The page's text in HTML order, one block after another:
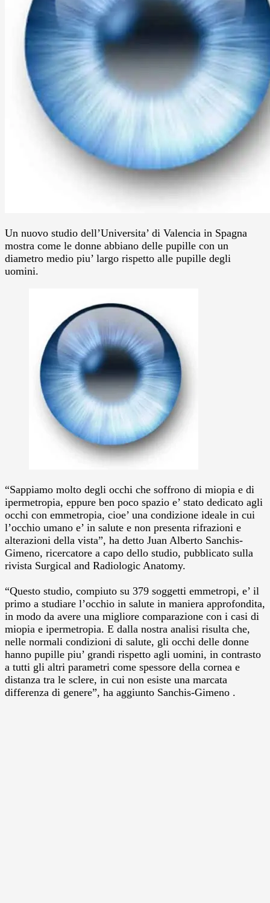
Un nuovo studio dell’Universita’ di Valencia in Spagna
mostra come le donne abbiano delle pupille con un
diametro medio piu’ largo rispetto alle pupille degli
uomini.
“Sappiamo molto degli occhi che soffrono di miopia e di
ipermetropia, eppure ben poco spazio e’ stato dedicato agli
occhi con emmetropia, cioe’ una condizione ideale in cui
l’occhio umano e’ in salute e non presenta rifrazioni e
alterazioni della vista”, ha detto Juan Alberto Sanchis-
Gimeno, ricercatore a capo dello studio, pubblicato sulla
rivista Surgical and Radiologic Anatomy.
“Questo studio, compiuto su 379 soggetti emmetropi, e’ il
primo a studiare l’occhio in salute in maniera approfondita,
in modo da avere una migliore comparazione con i casi di
miopia e ipermetropia. E dalla nostra analisi risulta che,
nelle normali condizioni di salute, gli occhi delle donne
hanno pupille piu’ grandi rispetto agli uomini, in contrasto
a tutti gli altri parametri come spessore della cornea e
distanza tra le sclere, in cui non esiste una marcata
differenza di genere”, ha aggiunto Sanchis-Gimeno .